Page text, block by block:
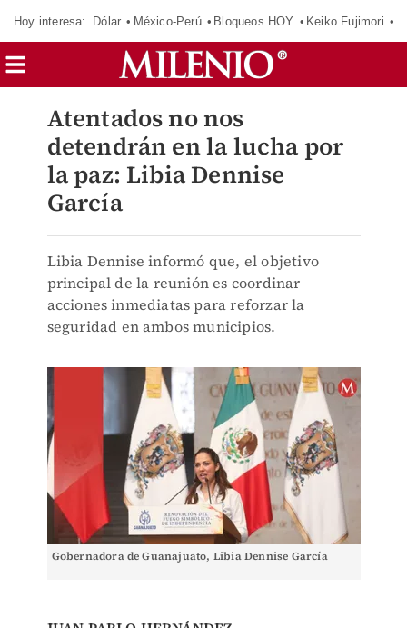
Hoy interesa: Dólar México-Perú Bloqueos HOY Keiko Fujimori
Atentados no nos
detendrán en la lucha por
la paz: Libia Dennise
García
Libia Dennise informó que, el objetivo
principal de la reunión es coordinar
acciones inmediatas para reforzar la
seguridad en ambos municipios.
Gobernadora de Guanajuato, Libia Dennise García